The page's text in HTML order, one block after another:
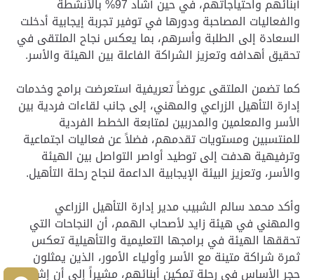
أبنائهم واحتياجاتهم، في حين أشاد 97% بالأنشطة
والفعاليات المصاحبة ودورها في توفير تجربة إيجابية أدخلت
السعادة إلى الطلبة وأسرهم، بما يعكس نجاح الملتقى في
تحقيق أهدافه وتعزيز الشراكة الفاعلة بين الهيئة والأسر.
كما تضمن الملتقى عروضاً تعريفية استعرضت برامج وخدمات
إدارة التأهيل الزراعي والمهني، إلى جانب لقاءات فردية بين
الأسر والمعلمين والمدربين لمتابعة الخطط الفردية
للمنتسبين ومستويات تقدمهم، فضلاً عن فعاليات اجتماعية
وترفيهية هدفت إلى توطيد أواصر التواصل بين الهيئة
والأسر، وتعزيز البيئة الإيجابية الداعمة لنجاح رحلة التأهيل.
وأكد محمد سالم الشبيب مدير إدارة التأهيل الزراعي
والمهني في هيئة زايد لأصحاب الهمم، أن النجاحات التي
تحققها الهيئة في برامجها التعليمية والتأهيلية تعكس
ثمرة شراكة متينة مع الأسر وأولياء الأمور، الذين يمثلون
حجر الأساس في رحلة تمكين أبنائهم، مشيراً إلى أن إشراك